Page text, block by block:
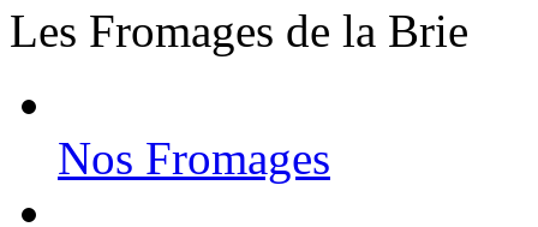
Les Fromages de la Brie
Nos Fromages